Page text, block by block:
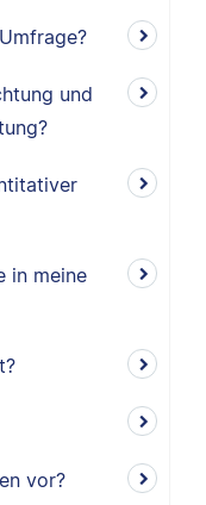
und
in meine
vor?